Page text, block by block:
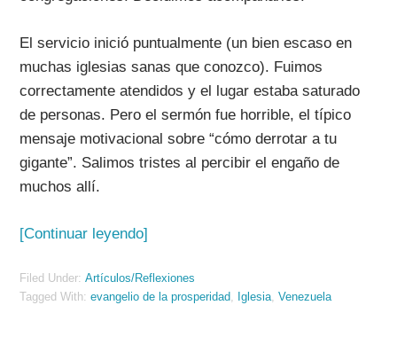
El servicio inició puntualmente (un bien escaso en
muchas iglesias sanas que conozco). Fuimos
correctamente atendidos y el lugar estaba saturado
de personas. Pero el sermón fue horrible, el típico
mensaje motivacional sobre “cómo derrotar a tu
gigante”. Salimos tristes al percibir el engaño de
muchos allí.
[Continuar leyendo]
Filed Under:Artículos/Reflexiones
Tagged With:evangelio de la prosperidad, Iglesia,Venezuela